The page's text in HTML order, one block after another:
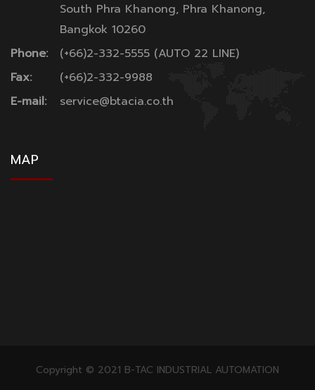
South Phra Khanong, Phra Khanong,
Bangkok 10260
Phone:
(+66)2-332-5555 (AUTO 22 LINE)
Fax:
(+66)2-332-9988
E-mail:
service@btacia.co.th
MAP
Copyright © 2021 B-TAC INDUSTRIAL AUTOMATION